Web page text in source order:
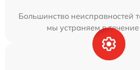
Большинство неисправностей
мы устраняем в